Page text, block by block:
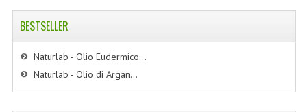
BESTSELLER
Naturlab - Olio Eudermico...
Naturlab - Olio di Argan...